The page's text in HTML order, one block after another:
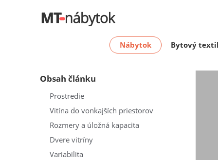
Nábytok Bytový textil
Obsah článku
Prostredie
Vitína do vonkajších priestorov
Rozmery a úložná kapacita
Dvere vitríny
Variabilita